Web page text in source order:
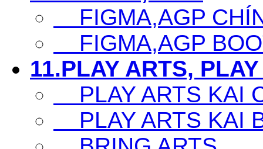
FIGMA,AGP
FIGMA,AGP
11.PLAY ARTS,
PLAY ARTS KAI
PLAY ARTS KAI